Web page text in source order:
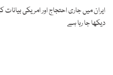
ایران میں جاری احتجاج اور امریکی
دیکھا جا رہا ہے